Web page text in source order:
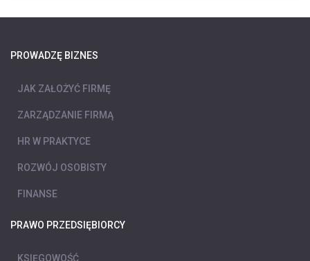
PROWADZĘ BIZNES
JAK ZAŁOŻYĆ FIRMĘ
ZARZĄDZANIE FIRMĄ
HR W PRAKTYCE
ROZWÓJ OSOBISTY
FINANSE
PRAWO PRZEDSIĘBIORCY
KSIĘGOWOŚĆ